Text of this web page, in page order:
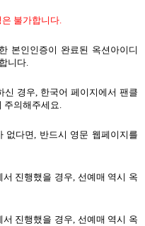
불가합니다.
본인인증이 완료된 옥션아이디
니다.
신 경우, 한국어 페이지에서 팬클
주의해주세요.
없다면, 반드시 영문 웹페이지를
진행했을 경우, 선예매 역시 옥
진행했을 경우, 선예매 역시 옥